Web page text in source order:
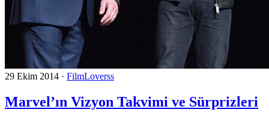
29 Ekim 2014 · FilmLoverss
Marvel’ın Vizyon Takvimi ve Sürprizleri